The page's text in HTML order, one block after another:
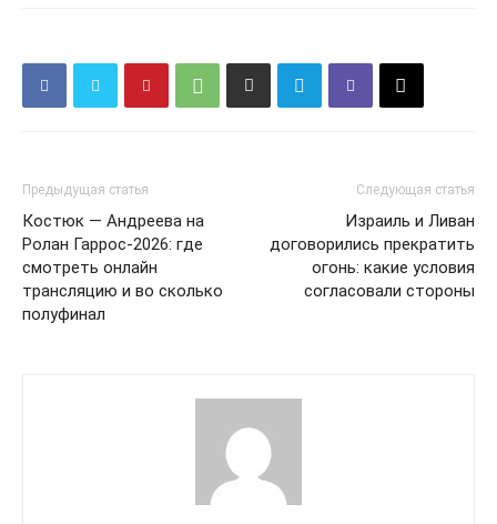
Предыдущая статья
Костюк — Андреева на
Ролан Гаррос-2026: где
смотреть онлайн
трансляцию и во сколько
полуфинал
Следующая статья
Израиль и Ливан
договорились прекратить
огонь: какие условия
согласовали стороны